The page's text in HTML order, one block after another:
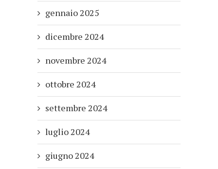
gennaio 2025
dicembre 2024
novembre 2024
ottobre 2024
settembre 2024
luglio 2024
giugno 2024